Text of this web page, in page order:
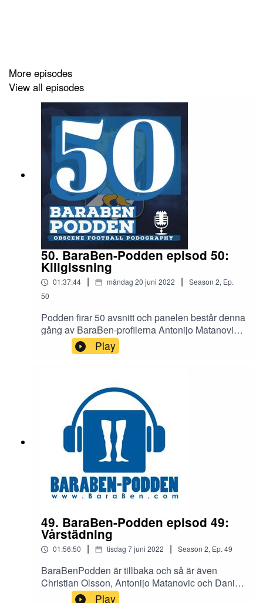
massa skit.
Han kommer dessutom med ett avslöjande.
More episodes
View all episodes
50. BaraBen-Podden episod 50:
Killgissning
01:37:44 | måndag 20 juni 2022 | Season 2, Ep.
50
Podden firar 50 avsnitt och panelen består denna
gång av BaraBen-profilerna Antonijo Matanovic,
Christian Olsson och Daniel Andrén. Vi pratar
bland annat om ämnen som: KillgissningarSilly
nästan 9 (!) minuter tilläggstid på det! Valuta för
pen...eh, nej just det.Tack för att du lyssnar!
Play
49. BaraBen-Podden episod 49:
Vårstädning
01:56:50 | tisdag 7 juni 2022 | Season 2, Ep.49
BaraBenPodden är tillbaka och så är även
Christian Olsson, Antonijo Matanovic och Daniel
Andrén. Panelen pratar om vårstädningen som
Play